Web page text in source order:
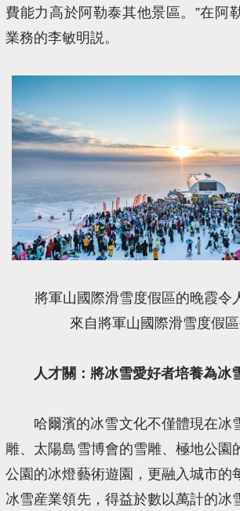
費能力高於阿勒泰其他景區。”在阿
業務的李敏明説。
將軍山國際滑雪度假區的晚霞令
來自將軍山國際滑雪度假
人才關：將冰雪愛好者培養為冰
哈爾濱的冰雪文化不僅體現在冰
雕、太陽島雪博會的雪雕、極地公園
公園的冰燈藝術遊園，更融入城市的
冰雪産業領先，得益於數以萬計的冰